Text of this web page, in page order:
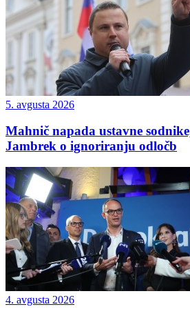
5. avgusta 2026
Mahnič napada ustavne
Jambrek o ignoriranju odločb
4. avgusta 2026